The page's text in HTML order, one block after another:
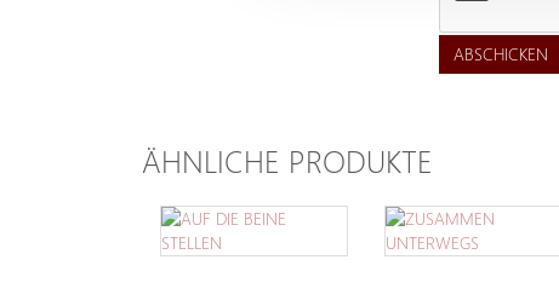
ABSCHICKEN
ÄHNLICHE PRODUKTE